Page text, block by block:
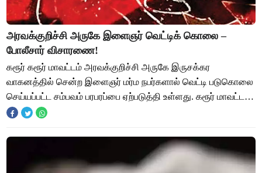
அரவக்குறிச்சி அருகே இளைஞர் வெட்டிக் கொலை –
போலீசார் விசாரணை!
கரூர் கரூர் மாவட்டம் அரவக்குறிச்சி அருகே இருசக்கர
வாகனத்தில் சென்ற இளைஞர் மர்ம நபர்களால் வெட்டி படுகொலை
செய்யப்பட்ட சம்பவம் பரபரப்பை ஏற்படுத்தி உள்ளது. கரூர் மாவட்டம்
அவரக்குறிச்சி அடுத்த சூரப்பநாயக்